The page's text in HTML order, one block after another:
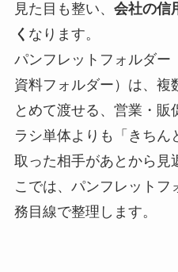
見た目も整い、 会社の信
く なります。
パンフレットフォルダー
資料フォルダー）は、複
とめて渡せる、営業・販
ラシ単体よりも「きちん
取った相手があとから見
こでは、パンフレットフ
務目線で整理します。